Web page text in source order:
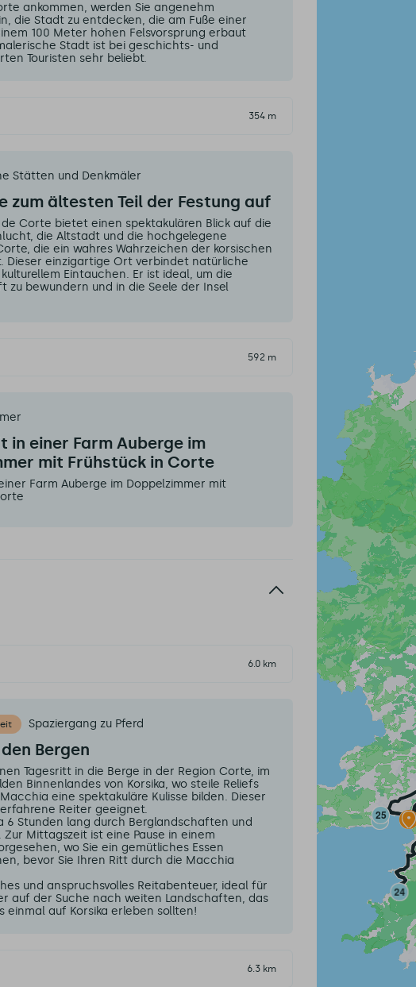
ankommen, werden Sie angenehm
die Stadt zu entdecken, die am Fuße einer
100 Meter hohen Felsvorsprung erbaut
Stadt ist bei geschichts- und
Touristen sehr beliebt.
354 m
Stätten und Denkmäler
zum ältesten Teil der Festung auf
de Corte bietet einen spektakulären Blick auf die
die Altstadt und die hochgelegene
die ein wahres Wahrzeichen der korsischen
Dieser einzigartige Ort verbindet natürliche
Eintauchen. Er ist ideal, um die
zu bewundern und in die Seele der Insel
592 m
in einer Farm Auberge im
mit Frühstück in Corte
Farm Auberge im Doppelzimmer mit
6.0 km
Spaziergang zu Pferd
Bergen
Tagesritt in die Berge in der Region Corte, im
Binnenlandes von Korsika, wo steile Reliefs
eine spektakuläre Kulisse bilden. Dieser
Reiter geeignet.
6 Stunden lang durch Berglandschaften und
Mittagszeit ist eine Pause in einem
wo Sie ein gemütliches Essen
bevor Sie Ihren Ritt durch die Macchia
und anspruchsvolles Reitabenteuer, ideal für
auf der Suche nach weiten Landschaften, das
einmal auf Korsika erleben sollten!
6.3 km